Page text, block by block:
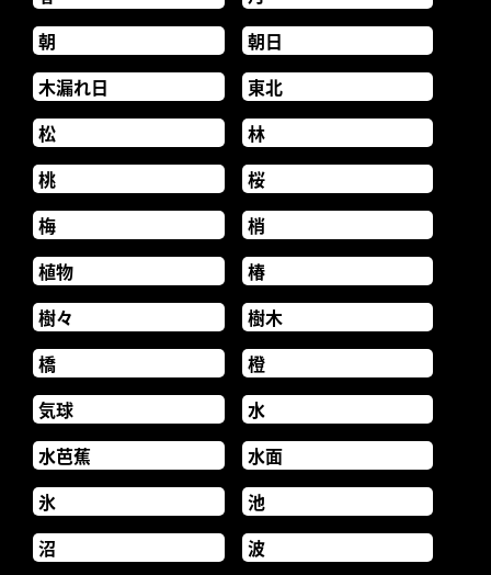
朝
朝日
木漏れ日
東北
松
林
桃
桜
梅
梢
植物
椿
樹々
樹木
橋
橙
気球
水
水芭蕉
水面
氷
池
沼
波